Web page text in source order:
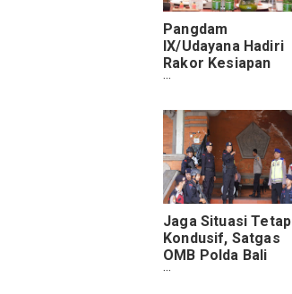
Pangdam
IX/Udayana Hadiri
Rakor Kesiapan
WWF Ke-10 Yang
Jaga Situasi Tetap
Kondusif, Satgas
OMB Polda Bali
Laksnakan Patroli